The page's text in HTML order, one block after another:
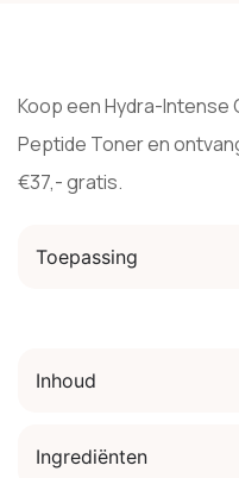
Koop een Hydra-Intense
Peptide Toner en
€37,- gratis.
Toepassing
Inhoud
Ingrediënten